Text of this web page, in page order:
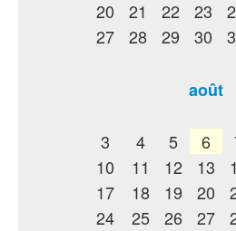
20
21 22 23
27
28 29 30
août
3
4 5 6
10
11 12 13
17
18 19 20
24
25 26 27